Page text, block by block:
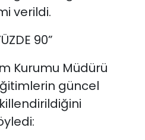
verildi.
90”
Kurumu Müdürü
güncel